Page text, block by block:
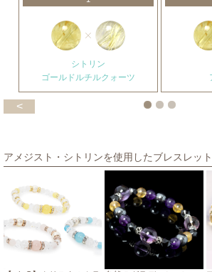
シトリン
ゴールドルチルクォーツ
<
アメジスト・シトリンを使用したブレスレット